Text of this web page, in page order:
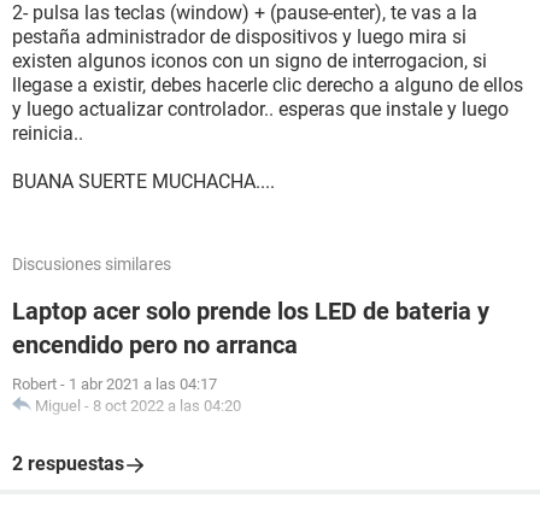
2- pulsa las teclas (window) + (pause-enter), te vas a la
pestaña administrador de dispositivos y luego mira si
existen algunos iconos con un signo de interrogacion, si
llegase a existir, debes hacerle clic derecho a alguno de ellos
y luego actualizar controlador.. esperas que instale y luego
reinicia..
BUANA SUERTE MUCHACHA....
Discusiones similares
Laptop acer solo prende los LED de bateria y
encendido pero no arranca
Robert - 1 abr 2021 a las 04:17
Miguel - 8 oct 2022 a las 04:20
2 respuestas